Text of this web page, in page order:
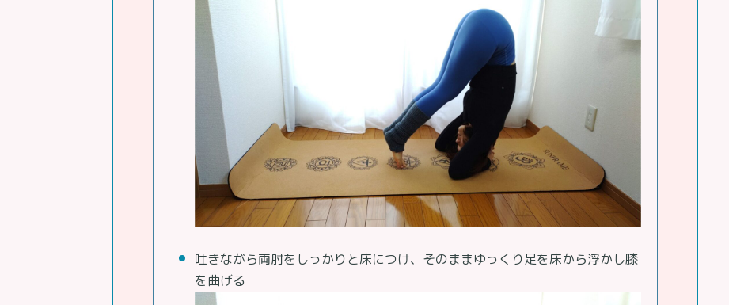
吐きながら両肘をしっかりと床につけ、そのままゆっくり足を床から浮かし膝
を曲げる